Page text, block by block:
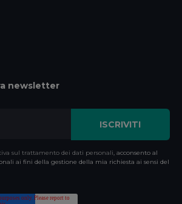
newsletter
sul trattamento dei dati personali , acconsento al
ai fini della gestione della mia richiesta ai sensi del